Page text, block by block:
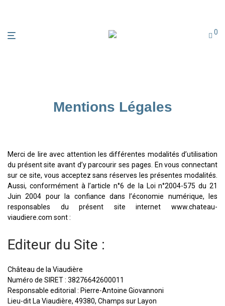
0
Mentions Légales
Merci de lire avec attention les différentes modalités d’utilisation
du présent site avant d’y parcourir ses pages. En vous connectant
sur ce site, vous acceptez sans réserves les présentes modalités.
Aussi, conformément à l’article n°6 de la Loi n°2004-575 du 21
Juin 2004 pour la confiance dans l’économie numérique, les
responsables du présent site internet www.chateau-
viaudiere.com sont :
Editeur du Site :
Château de la Viaudière
Numéro de SIRET : 38276642600011
Responsable editorial : Pierre-Antoine Giovannoni
Lieu-dit La Viaudière, 49380, Champs sur Layon